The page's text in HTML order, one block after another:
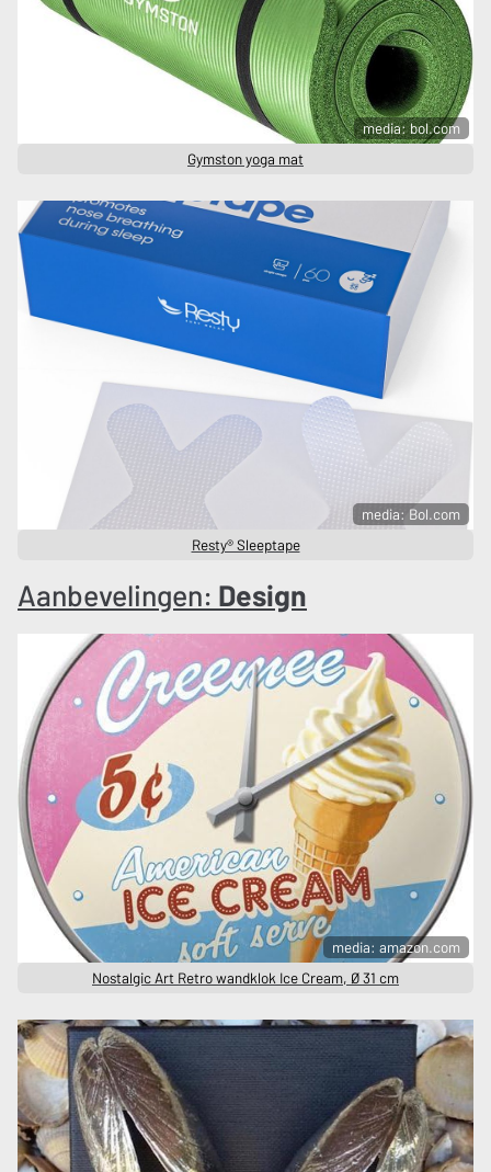
media: bol.com
Gymston yoga mat
media: Bol.com
Resty® Sleeptape
Aanbevelingen: Design
media: amazon.com
Nostalgic Art Retro wandklok Ice Cream, Ø 31 cm